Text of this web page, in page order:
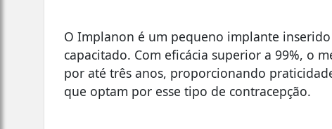
O Implanon é um pequeno implante
capacitado. Com eficácia superior a 99%, o
por até três anos, proporcionando
que optam por esse tipo de contracepção.